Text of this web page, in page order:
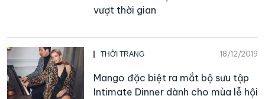
vượt thời gian
THỜI TRANG 18/12/2019
Mango đặc biệt ra mắt bộ sưu tập
Intimate Dinner dành cho mùa lễ hội